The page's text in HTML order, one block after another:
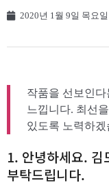
2020년 1월 9일 목요일
작품을 선보인
느낍니다. 최선
있도록 노력하겠
1. 안녕하세요. 김
부탁드립니다.